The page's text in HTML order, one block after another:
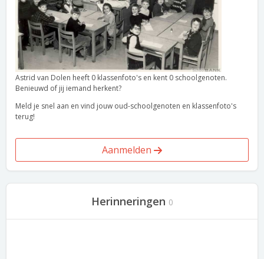
Astrid van Dolen heeft 0 klassenfoto's en kent 0 schoolgenoten.
Benieuwd of jij iemand herkent?
Meld je snel aan en vind jouw oud-schoolgenoten en klassenfoto's
terug!
Aanmelden
Herinneringen 0